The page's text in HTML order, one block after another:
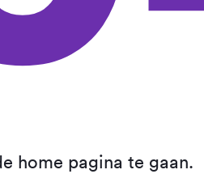
home pagina te gaan.